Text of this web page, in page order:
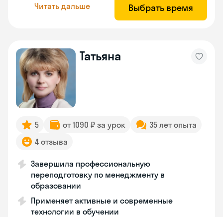
Читать дальше Выбрать время
Татьяна
5 от 1090 ₽ за урок
35 лет опыта
4 отзыва
Завершила профессиональную
переподготовку по менеджменту в
образовании
Применяет активные и современные
технологии в обучении